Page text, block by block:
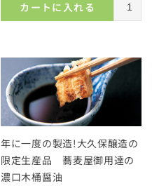
カートに入れる
年に一度の製造!大久保醸造の
限定生産品 蕎麦屋御用達の
濃口木桶醤油